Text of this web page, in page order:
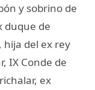
y sobrino de
duque de
hija del ex rey
IX Conde de
ex